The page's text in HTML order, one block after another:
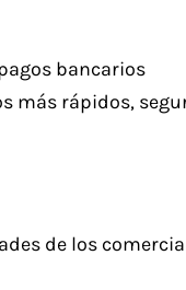
bancarios
más rápidos,
de los